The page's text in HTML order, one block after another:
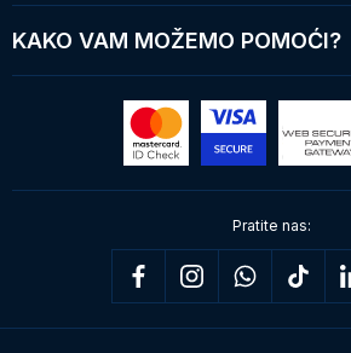
KAKO VAM MOŽEMO POMOĆI?
Pratite nas: